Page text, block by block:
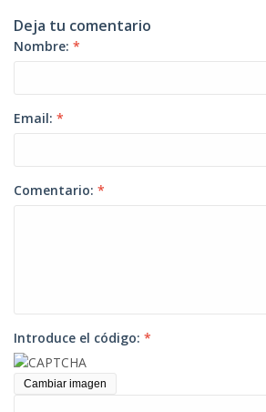
Deja tu comentario
Nombre: *
Email: *
Comentario: *
Introduce el código: *
Cambiar imagen